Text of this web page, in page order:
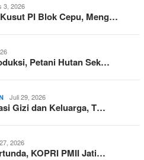
3, 2026
PI Blok Cepu, Meng…
Petani Hutan Sek…
Juli 29, 2026
Gizi dan Keluarga, T…
2026
KOPRI PMII Jati…